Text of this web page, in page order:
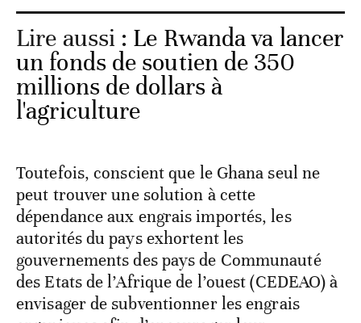
Lire aussi : Le Rwanda va lancer
un fonds de soutien de 350
millions de dollars à
l'agriculture
Toutefois, conscient que le Ghana seul ne
peut trouver une solution à cette
dépendance aux engrais importés, les
autorités du pays exhortent les
gouvernements des pays de Communauté
des Etats de l’Afrique de l’ouest (CEDEAO) à
envisager de subventionner les engrais